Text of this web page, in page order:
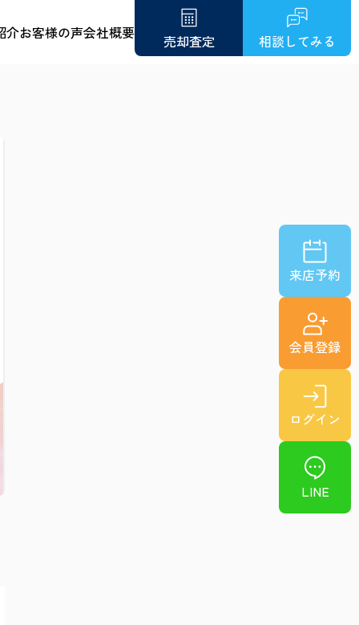
介お客様の声会社概要 売却査定 相談してみる
来店予約
会員登録
ログイン
LINE